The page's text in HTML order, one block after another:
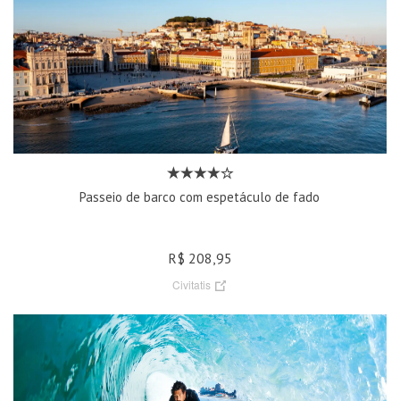
Passeio de barco com espetáculo de fado
R$ 208,95
Civitatis